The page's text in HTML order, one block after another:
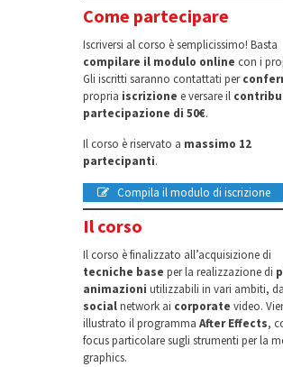
Come partecipare
Iscriversi al corso è semplicissimo! Basta
compilare il modulo online con i
Gli iscritti saranno contattati per
propria iscrizione e versare il
partecipazione di 50€.
Il corso è riservato a massimo 12
partecipanti.
Compila il modulo di iscrizione
Il corso
Il corso è finalizzato all’acquisizione di
tecniche base per la realizzazione di
animazioni utilizzabili in vari ambiti,
socialnetwork ai corporate video.
illustrato il programma After Effects,
focus particolare sugli strumenti per la
graphics.